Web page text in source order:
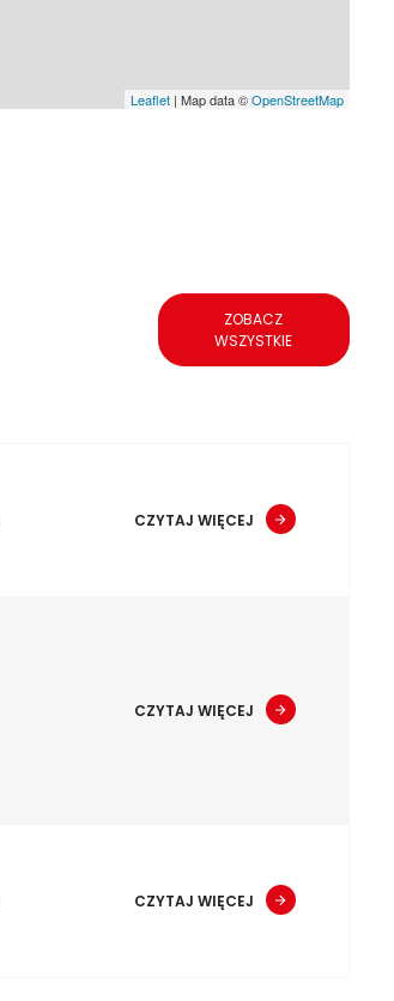
Leaflet| Map data ©OpenStreetMap
ZOBACZ
WSZYSTKIE
CZYTAJ WIĘCEJ
CZYTAJ WIĘCEJ
CZYTAJ WIĘCEJ